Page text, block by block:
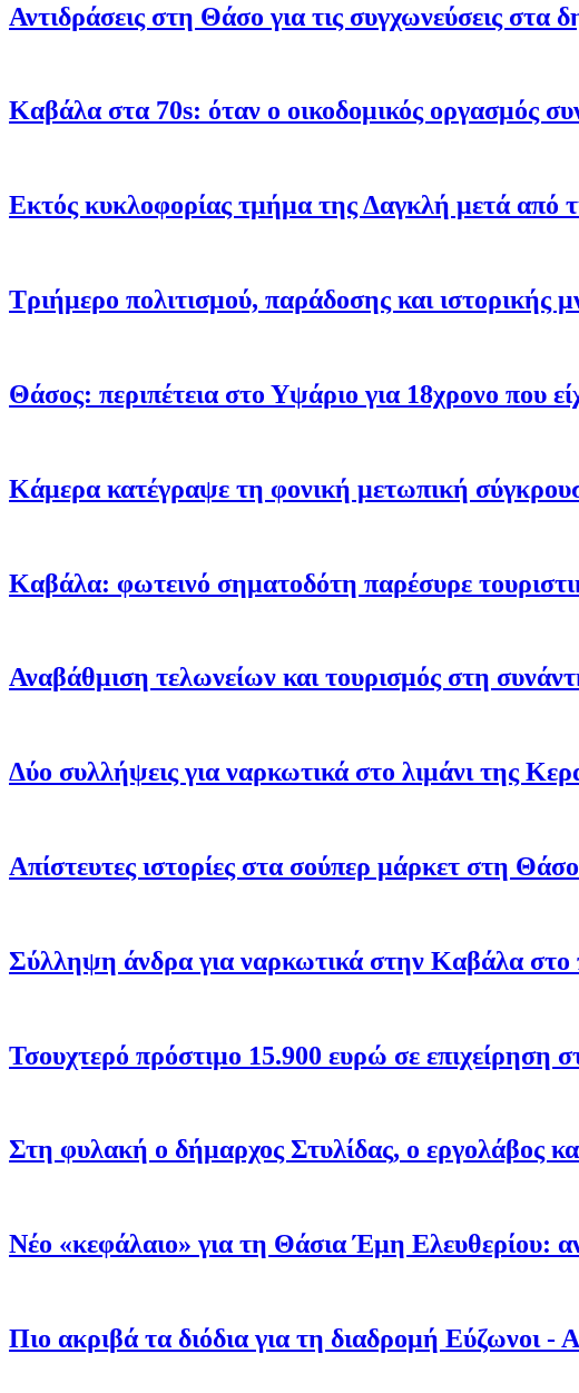
Αντιδράσεις στη Θάσο για τις συγχωνεύσεις στα
Καβάλα στα 70s: όταν ο οικοδομικός οργασμός
Εκτός κυκλοφορίας τμήμα της Δαγκλή μετά από
Τριήμερο πολιτισμού, παράδοσης και
Θάσος: περιπέτεια στο Υψάριο για 18χρονο που
Κάμερα κατέγραψε τη φονική μετωπική
Καβάλα: φωτεινό σηματοδότη παρέσυρε
Αναβάθμιση τελωνείων και τουρισμός στη
Δύο συλλήψεις για ναρκωτικά στο λιμάνι της
Απίστευτες ιστορίες στα σούπερ μάρκετ στη
Σύλληψη άνδρα για ναρκωτικά στην Καβάλα στο
Τσουχτερό πρόστιμο 15.900 ευρώ σε επιχείρηση
Στη φυλακή ο δήμαρχος Στυλίδας, ο εργολάβος
Νέο «κεφάλαιο» για τη Θάσια Έμη Ελευθερίου:
Πιο ακριβά τα διόδια για τη διαδρομή Εύζωνοι -